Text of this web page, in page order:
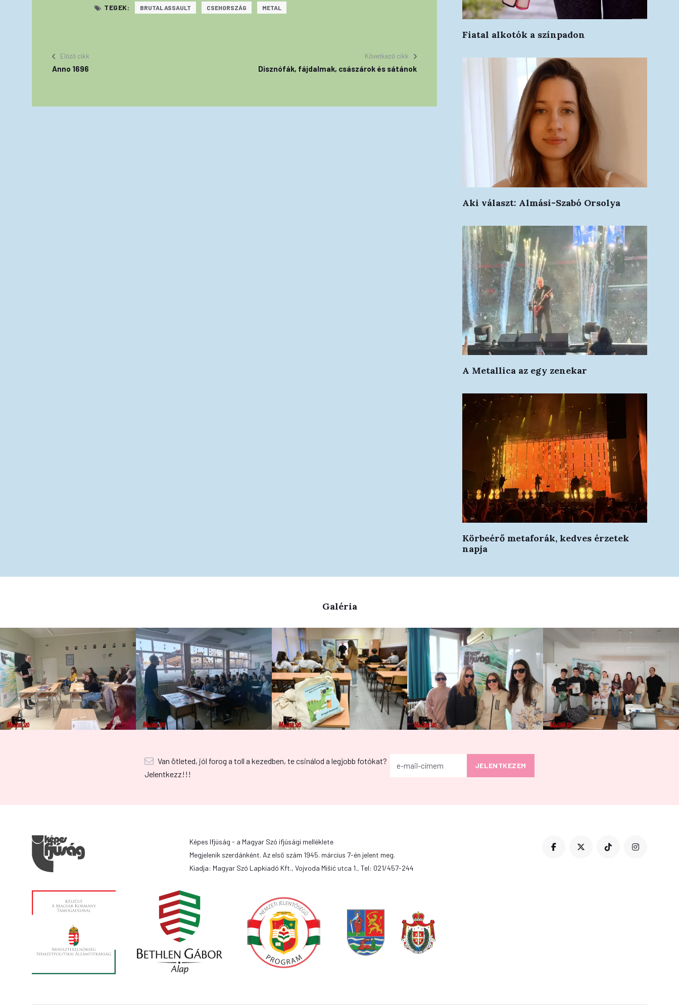
TEGEK: BRUTAL ASSAULT CSEHORSZÁG METAL
Előző cikk
Anno 1696
Következő cikk
Disznófák, fájdalmak, császárok és sátánok
Fiatal alkotók a színpadon
Aki választ: Almási-Szabó Orsolya
A Metallica az egy zenekar
Körbeérő metaforák, kedves érzetek
napja
Galéria
Van ötleted, jól forog a toll a kezedben, te csinálod a legjobb fotókat?
Jelentkezz!!!
Képes Ifjúság - a Magyar Szó ifjúsági melléklete
Megjelenik szerdánként. Az első szám 1945. március 7-én jelent meg.
Kiadja: Magyar Szó Lapkiadó Kft., Vojvoda Mišić utca 1., Tel: 021/457-244